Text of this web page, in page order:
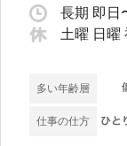
土曜 日曜
多い年齢層
仕事の仕方